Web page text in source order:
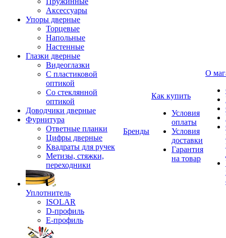
Аксессуары
Упоры дверные
Торцевые
Напольные
Настенные
Глазки дверные
Видеоглазки
С пластиковой
оптикой
Со стеклянной
оптикой
Доводчики дверные
Фурнитура
Ответные планки
Цифры дверные
Квадраты для ручек
Метизы, стяжки,
переходники
Уплотнитель
ISOLAR
D-профиль
Е-профиль
Бренды
Как купить
Условия
оплаты
Условия
доставки
Гарантия
на товар
О